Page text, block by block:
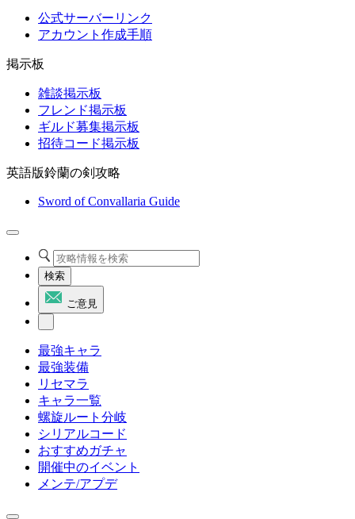
公式サーバーリンク
アカウント作成手順
掲示板
雑談掲示板
フレンド掲示板
ギルド募集掲示板
招待コード掲示板
英語版鈴蘭の剣攻略
Sword of Convallaria Guide
検索
ご意見
最強キャラ
最強装備
リセマラ
キャラ一覧
螺旋ルート分岐
シリアルコード
おすすめガチャ
開催中のイベント
メンテ/アプデ